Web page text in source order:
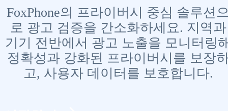
FoxPhone의 프라이버시 중심 솔루션
로 광고 검증을 간소화하세요. 지역과
기기 전반에서 광고 노출을 모니터링
정확성과 강화된 프라이버시를 보장
고, 사용자 데이터를 보호합니다.